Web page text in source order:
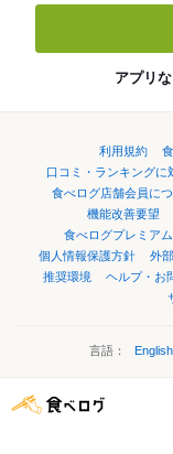
アプリ
利用規約
口コミ・ランキングに
食べログ店舗会員に
機能改善要望
食べログプレミア
個人情報保護方針
外
推奨環境
ヘルプ・お
言語： English